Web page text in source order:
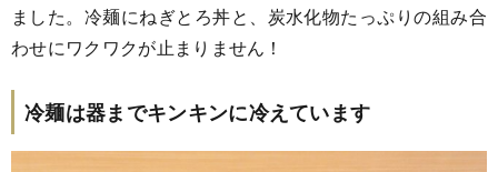
ました。冷麺にねぎとろ丼と、炭水化物たっぷりの組み合
わせにワクワクが止まりません！
冷麺は器までキンキンに冷えています